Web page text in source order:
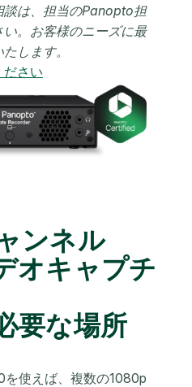
は、 担当のPanopto担
。 お客様のニーズに最
します。
ださい
ンネル
オキャプチ
要な場所
使えば、複数の1080p